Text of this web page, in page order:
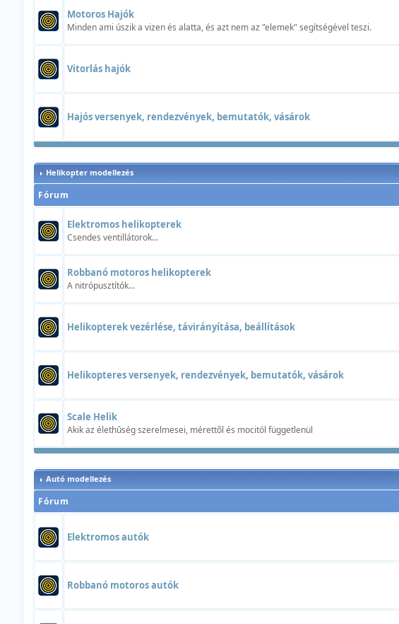
Motoros Hajók
Minden ami úszik a vizen és alatta, és azt nem az "elemek" segítségével teszi.
Vitorlás hajók
Hajós versenyek, rendezvények, bemutatók, vásárok
Helikopter modellezés
Fórum
Elektromos helikopterek
Csendes ventillátorok...
Robbanó motoros helikopterek
A nitrópusztítók...
Helikopterek vezérlése, távirányítása, beállítások
Helikopteres versenyek, rendezvények, bemutatók, vásárok
Scale Helik
Akik az élethûség szerelmesei, mérettõl és mocitól függetlenül
Autó modellezés
Fórum
Elektromos autók
Robbanó motoros autók